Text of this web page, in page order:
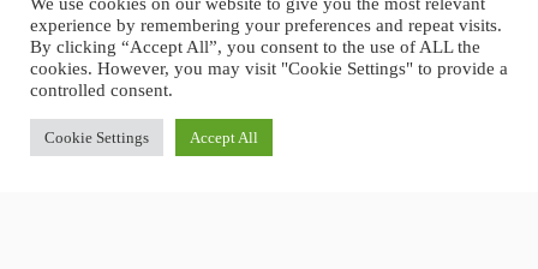
Beitragsnavigation
←Es geht wieder los…
experience by remembering your preferences and repeat visits.
By clicking “Accept All”, you consent to the use of ALL the
cookies. However, you may visit "Cookie Settings" to provide a
controlled consent.
Cookie Settings Accept All